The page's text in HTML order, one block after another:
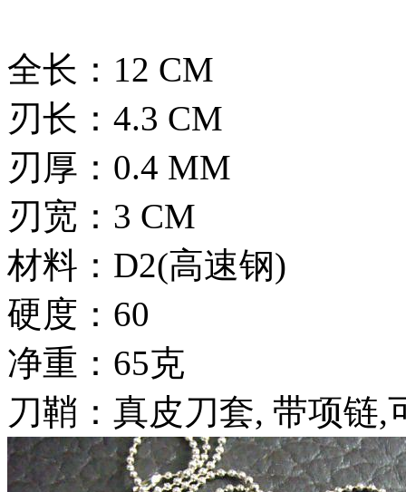
全长：12 CM
刃长：4.3 CM
刃厚：0.4 MM
刃宽：3 CM
材料：D2(高速钢)
硬度：60
净重：65克
刀鞘：真皮刀套, 带项链